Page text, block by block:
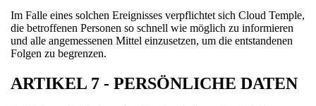
Im Falle eines solchen Ereignisses verpflichtet sich Cloud Temple,
die betroffenen Personen so schnell wie möglich zu informieren
und alle angemessenen Mittel einzusetzen, um die entstandenen
Folgen zu begrenzen.
ARTIKEL 7 - PERSÖNLICHE DATEN